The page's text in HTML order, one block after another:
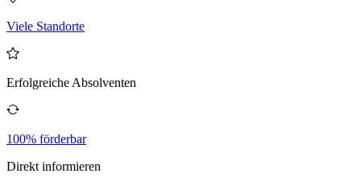
Viele Standorte
Erfolgreiche Absolventen
100% förderbar
Direkt informieren